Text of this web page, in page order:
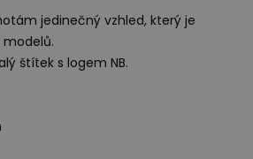
jedinečný vzhled, který je
štítek s logem NB.